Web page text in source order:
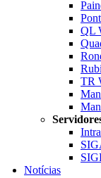
QL
TR
Notícias